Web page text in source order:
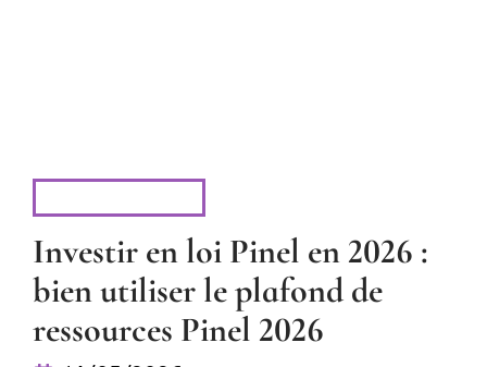
Investir en loi Pinel en 2026 :
bien utiliser le plafond de
ressources Pinel 2026